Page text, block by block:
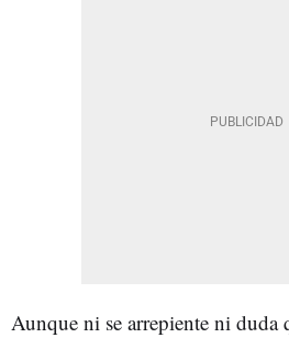
Aunque ni se arrepiente ni duda